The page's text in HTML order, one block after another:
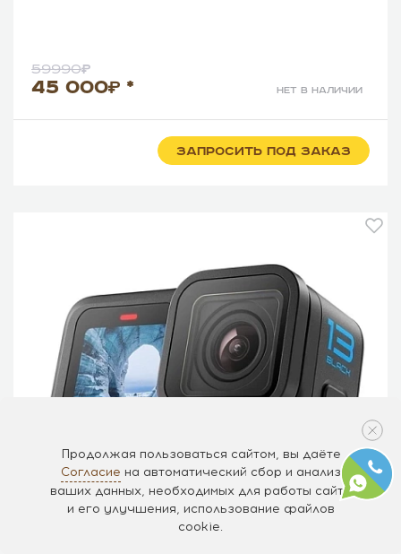
45 000 *
59990
нет в наличии
ЗАПРОСИТЬ ПОД ЗАКАЗ
Продолжая пользоваться сайтом, вы даёте
Согласие на автоматический сбор и анализ
ваших данных, необходимых для работы сайта
и его улучшения, использование файлов
cookie.